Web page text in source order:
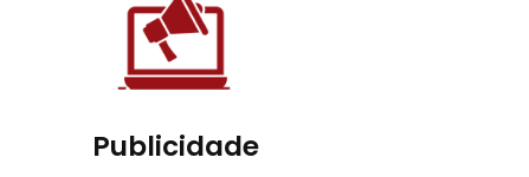
Publicidade